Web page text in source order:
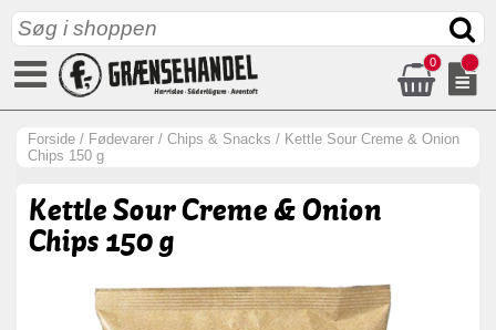
0
Forside / Fødevarer / Chips & Snacks / Kettle Sour Creme & Onion
Chips 150 g
Kettle Sour Creme & Onion
Chips 150 g